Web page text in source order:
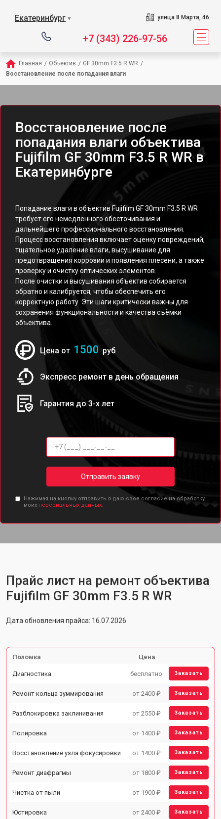
Екатеринбург ▼ улица 8 Марта, 46
+7 (343) 226-97-56
Главная / Объектив / GF 30mm F3.5 R WR /
Восстановление после попадания влаги
Восстановление после
попадания влаги объектива
Fujifilm GF 30mm F3.5 R WR в
Екатеринбурге
Попадание влаги в объектив Fujifilm GF 30mm F3.5 R WR
требует его немедленного обесточивания и
дальнейшего профессионального восстановления.
Процесс восстановления включает оценку повреждений,
тщательное удаление влаги, высушивание для
предотвращения коррозии и появления плесени, а также
проверку и очистку оптических элементов.
После очистки и высушивания объектив собирается
обратно и калибруется, чтобы обеспечить его
корректную работу. Эти шаги критически важны для
сохранения функциональности и качества съёмки
объектива.
Цена от 1500 руб
Экспресс ремонт в день обращения
Гарантия до 3-х лет
Отправить заявку
Нажимая на кнопку отправить я даю свое согласие на обработку
моих персональных данных.
Прайс лист на ремонт объектива
Fujifilm GF 30mm F3.5 R WR
Дата обновления прайса: 16.07.2026
Поломка Цена
Диагностика бесплатно Заказать
Ремонт кольца зуммирования от 2400 ₽ Заказать
Разблокировка заклинивания от 2550 ₽ Заказать
Полировка от 1400 ₽ Заказать
Восстановление узла фокусировки от 1400 ₽ Заказать
Ремонт диафрагмы от 1800 ₽ Заказать
Чистка от пыли от 1900 ₽ Заказать
Юстировка от 2400 ₽ Заказать